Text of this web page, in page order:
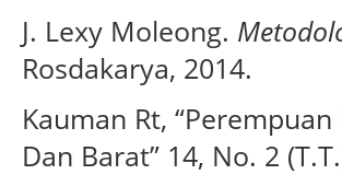
J. Lexy Moleong.
Rosdakarya, 2014.
Kauman Rt,
Dan Barat” 14, No. 2